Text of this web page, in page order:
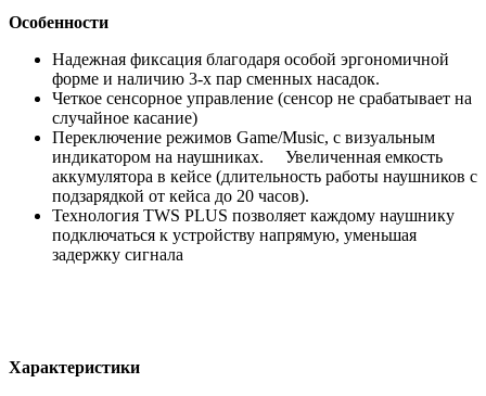
Особенности
Надежная фиксация благодаря особой эргономичной
форме и наличию 3-х пар сменных насадок.
Четкое сенсорное управление (сенсор не срабатывает на
случайное касание)
Переключение режимов Game/Music, с визуальным
индикатором на наушниках. Увеличенная емкость
аккумулятора в кейсе (длительность работы наушников с
подзарядкой от кейса до 20 часов).
Технология TWS PLUS позволяет каждому наушнику
подключаться к устройству напрямую, уменьшая
задержку сигнала
Характеристики